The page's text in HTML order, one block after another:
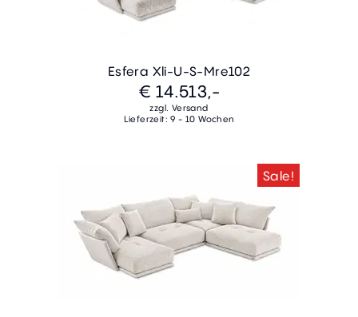
Esfera Xli-U-S-Mre102
€ 14.513,-
zzgl. Versand
Lieferzeit: 9 - 10 Wochen
Sale!